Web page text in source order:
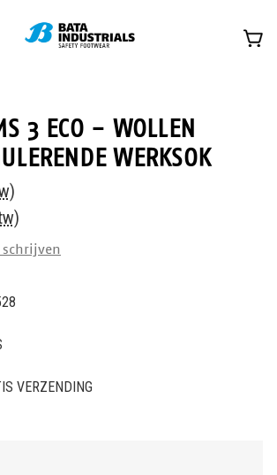
3 ECO - WOLLEN
WERKSOK
VERZENDING